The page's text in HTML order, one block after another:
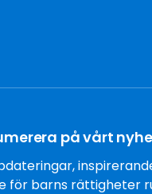
på vårt
för barns rättigheter